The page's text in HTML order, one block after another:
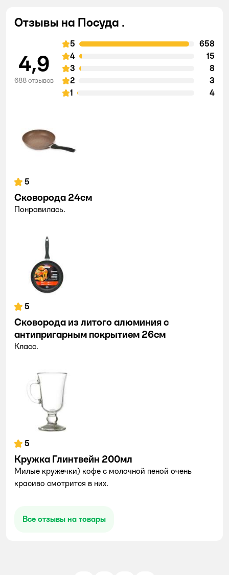
Отзывы на Посуда .
4,9
688 отзывов
5
658
4
15
3
8
2
3
1
4
5
Сковорода 24см
Понравилась.
5
Сковорода из литого алюминия с
антипригарным покрытием 26см
Класс.
5
Кружка Глинтвейн 200мл
Милые кружечки) кофе с молочной пеной очень
красиво смотрится в них.
Все отзывы на товары